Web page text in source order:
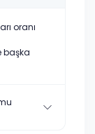
oranı
başka